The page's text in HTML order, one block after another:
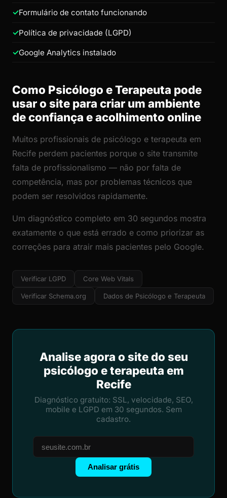
Formulário de contato funcionando
Política de privacidade (LGPD)
Google Analytics instalado
Como Psicólogo e Terapeuta pode
usar o site para criar um ambiente
de confiança e acolhimento online
Muitos profissionais de psicólogo e terapeuta em
Recife perdem pacientes porque o site transmite
falta de profissionalismo — não por falta de
competência, mas por problemas técnicos que
podem ser resolvidos rapidamente.
Um diagnóstico completo em 30 segundos mostra
exatamente o que está errado e como priorizar as
correções para atrair mais pacientes pelo Google.
Verificar LGPD Core Web Vitals
Verificar Schema.org Dados de Psicólogo e Terapeuta
Analise agora o site do seu
psicólogo e terapeuta em
Recife
Diagnóstico gratuito: SSL, velocidade, SEO,
mobile e LGPD em 30 segundos. Sem
cadastro.
Analisar grátis